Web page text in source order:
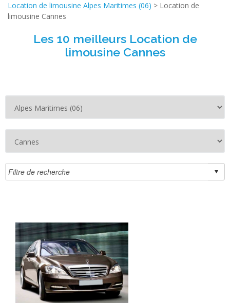
Location de limousine Alpes Maritimes (06) > Location de
limousine Cannes
Les 10 meilleurs Location de
limousine Cannes